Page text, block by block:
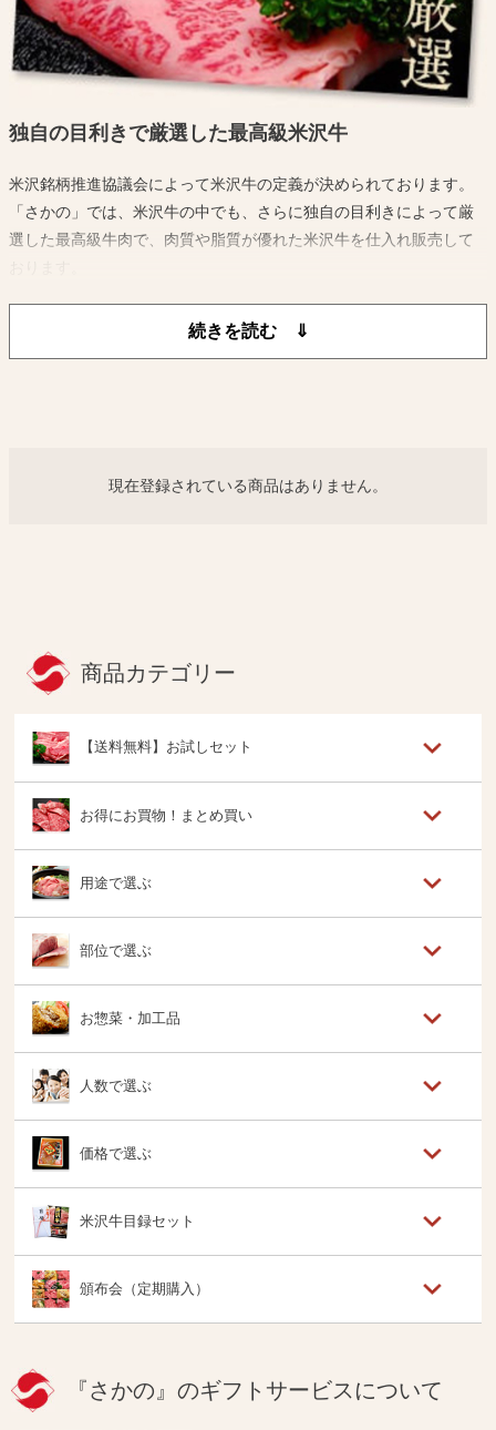
独自の目利きで厳選した最高級米沢牛
米沢銘柄推進協議会によって米沢牛の定義が決められております。
「さかの」では、米沢牛の中でも、さらに独自の目利きによって厳
選した最高級牛肉で、肉質や脂質が優れた米沢牛を仕入れ販売して
現在登録されている商品はありません。
商品カテゴリー
【送料無料】お試しセット
お得にお買物！まとめ買い
用途で選ぶ
部位で選ぶ
お惣菜・加工品
人数で選ぶ
価格で選ぶ
米沢牛目録セット
頒布会（定期購入）
『さかの』のギフトサービスについて